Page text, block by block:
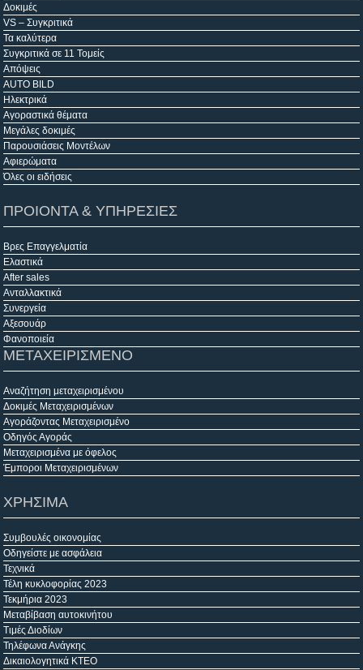
Δοκιμές
VS – Συγκριτικά
Τα καλύτερα
Συγκριτικά σε 11 Τομείς
Απόψεις
AUTO BILD
Ηλεκτρικά
Αγοραστικά θέματα
Μεγάλες δοκιμές
Παρουσιάσεις Μοντέλων
Αφιερώματα
Όλες οι ειδήσεις
ΠΡΟΙΟΝΤΑ & ΥΠΗΡΕΣΙΕΣ
Βρες Επαγγελματία
Ελαστικά
After sales
Ανταλλακτικά
Συνεργεία
Αξεσουάρ
Φανοποιεία
ΜΕΤΑΧΕΙΡΙΣΜΕΝΟ
Αναζήτηση μεταχειρισμένου
Δοκιμές Μεταχειρισμένων
Αγοράζοντας Μεταχειρισμένο
Οδηγός Αγοράς
Μεταχειρισμένα με όφελος
Έμποροι Μεταχειρισμένων
ΧΡΗΣΙΜΑ
Συμβουλές οικονομίας
Οδηγείστε με ασφάλεια
Τεχνικά
Τέλη κυκλοφορίας 2023
Τεκμήρια 2023
Μεταβίβαση αυτοκινήτου
Τιμές Διοδίων
Τηλέφωνα Ανάγκης
Δικαιολογητικά ΚΤΕΟ